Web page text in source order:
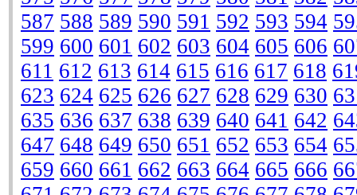
587 588 589 590 591 592 593 594
599 600 601 602 603 604 605 606
611 612 613 614 615 616 617 618
623 624 625 626 627 628 629 630
635 636 637 638 639 640 641 642
647 648 649 650 651 652 653 654
659 660 661 662 663 664 665 666